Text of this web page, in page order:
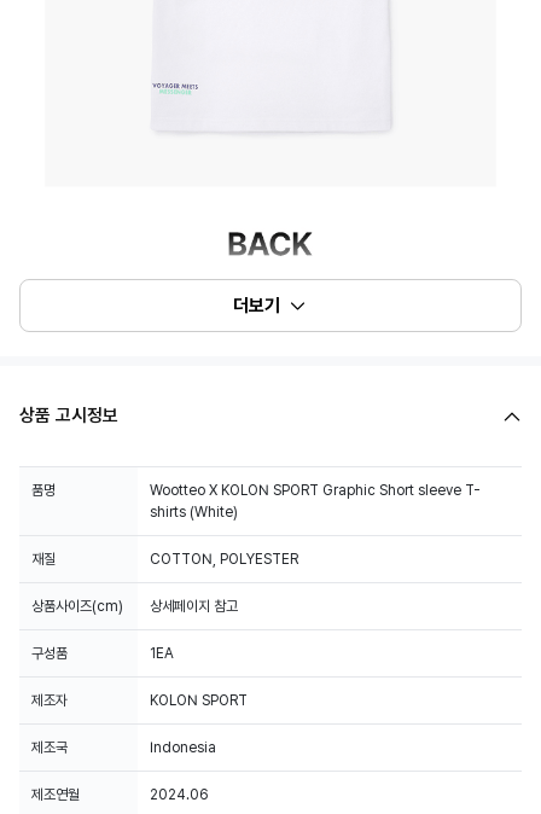
더보기
상품 고시정보
품명
Wootteo X KOLON SPORT Graphic Short sleeve T-
shirts (White)
재질 COTTON, POLYESTER
상품사이즈(cm) 상세페이지 참고
구성품 1EA
제조자 KOLON SPORT
제조국 Indonesia
제조연월 2024.06